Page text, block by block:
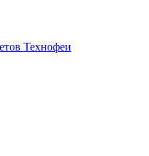
Технофеи